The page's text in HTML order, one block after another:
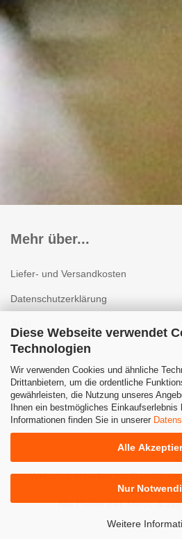
Diese Webseite verwendet
Technologien
Wir verwenden Cookies und ähnliche
Drittanbietern, um die ordentliche
gewährleisten, die Nutzung unseres
Ihnen ein bestmögliches Einkaufserlebnis
Informationen finden Sie in unserer
Alle
Nur
Weitere
Mehr über...
Liefer- und Versandkosten
Datenschutzerklärung
Impressum
Kontakt
Widerrufsrecht & Muster-
Cookie Einstellungen
Webshop erstellenmit Gambio.de
Alle Preise inkl. MwSt. &